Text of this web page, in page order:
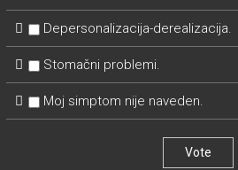
Depersonalizacija-derealizacija.
Stomačni problemi.
Moj simptom nije naveden.